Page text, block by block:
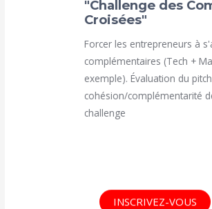
"Challenge des
Croisées"
Forcer les entrepreneurs à s'associer
complémentaires (Tech + Marketing +
exemple). Évaluation du pitch final et
cohésion/complémentarité de l'équipe